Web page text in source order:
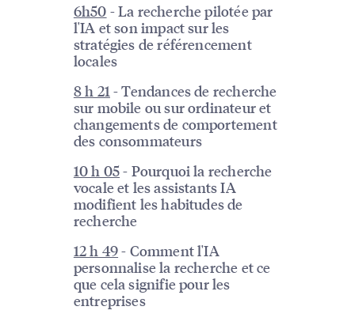
6h50 - La recherche pilotée par
l'IA et son impact sur les
stratégies de référencement
locales
8 h 21 - Tendances de recherche
sur mobile ou sur ordinateur et
changements de comportement
des consommateurs
10 h 05- Pourquoi la recherche
vocale et les assistants IA
modifient les habitudes de
recherche
12 h 49- Comment l'IA
personnalise la recherche et ce
que cela signifie pour les
entreprises